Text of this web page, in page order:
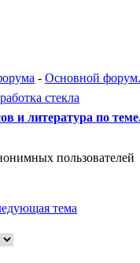
- Основной форум.
стекла
и литература по
пользователей
тема